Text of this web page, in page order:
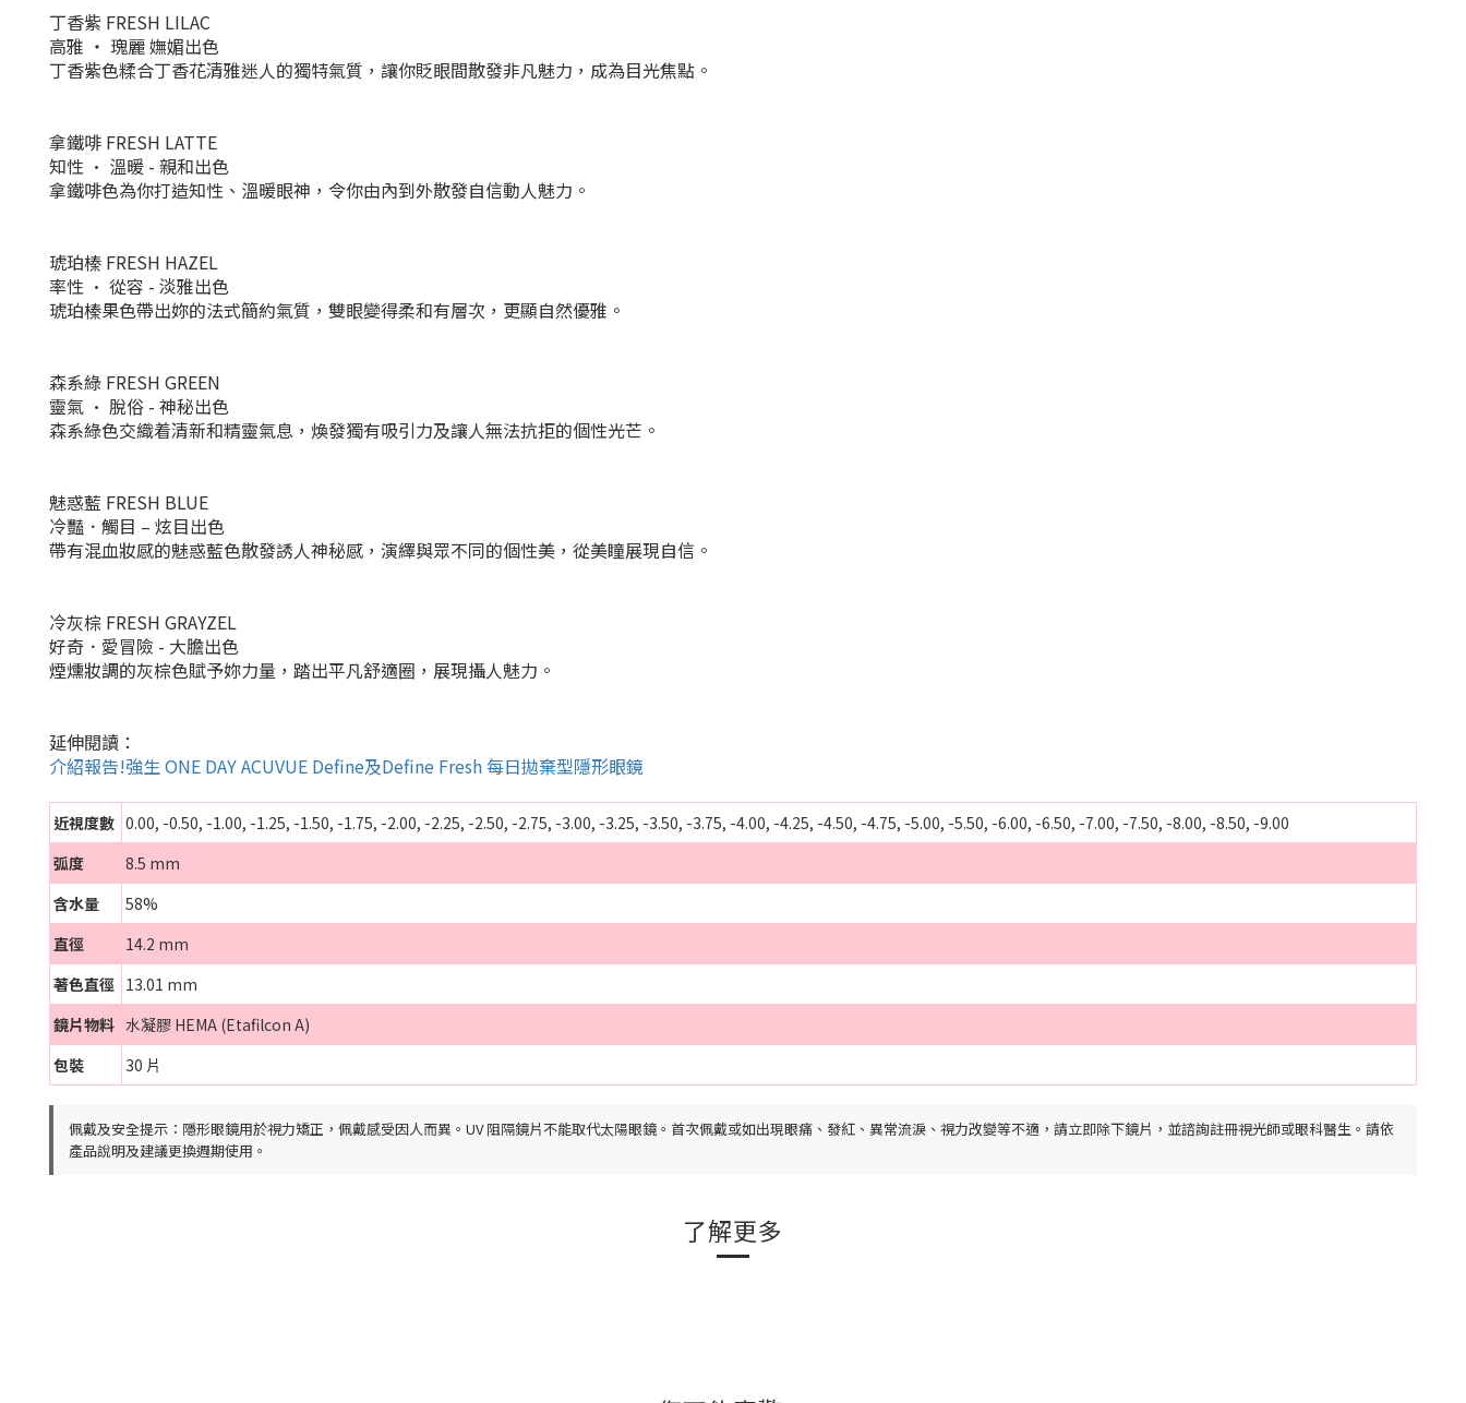
丁香紫 FRESH LILAC
高雅 ‧ 瑰麗 嫵媚出色
丁香紫色糅合丁香花清雅迷人的獨特氣質，讓你貶眼間散發非凡魅力，成為目光焦點。
拿鐵啡 FRESH LATTE
知性 • 溫暖 - 親和出色
拿鐵啡色為你打造知性、溫暖眼神，令你由內到外散發自信動人魅力。
琥珀榛 FRESH HAZEL
率性 • 從容 - 淡雅出色
琥珀榛果色帶出妳的法式簡約氣質，雙眼變得柔和有層次，更顯自然優雅。
森系綠 FRESH GREEN
靈氣 • 脫俗 - 神秘出色
森系綠色交織着清新和精靈氣息，煥發獨有吸引力及讓人無法抗拒的個性光芒。
魅惑藍 FRESH BLUE
冷豔．觸目 – 炫目出色
帶有混血妝感的魅惑藍色散發誘人神秘感，演繹與眾不同的個性美，從美瞳展現自信。
冷灰棕 FRESH GRAYZEL
好奇．愛冒險 - 大膽出色
煙燻妝調的灰棕色賦予妳力量，踏出平凡舒適圈，展現攝人魅力。
延伸閱讀：
介紹報告!強生 ONE DAY ACUVUE Define及Define Fresh 每日拋棄型隱形眼鏡
近視度數 0.00, -0.50, -1.00, -1.25, -1.50, -1.75, -2.00, -2.25, -2.50, -2.75, -3.00, -3.25, -3.50, -3.75, -4.00, -4.25, -4.50, -4.75, -5.00, -5.50, -6.00, -6.50, -7.00, -7.50, -8.00, -8.50, -9.00
弧度
8.5 mm
含水量
58%
直徑
14.2 mm
著色直徑 13.01 mm
鏡片物料 水凝膠 HEMA (Etafilcon A)
包裝
30 片
佩戴及安全提示：隱形眼鏡用於視力矯正，佩戴感受因人而異。UV 阻隔鏡片不能取代太陽眼鏡。首次佩戴或如出現眼痛、發紅、異常流淚、視力改變等不適，請立即除下鏡片，並諮詢註冊視光師或眼科醫生。請依
產品說明及建議更換週期使用。
了解更多